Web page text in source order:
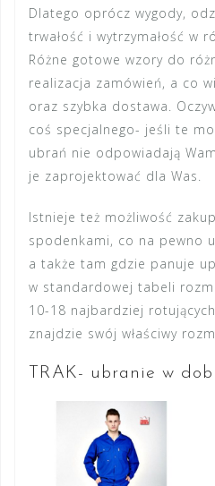
Dlatego oprócz wygody,
trwałość i wytrzymałość w
Różne gotowe wzory do
realizacja zamówień, a co
oraz szybka dostawa.
coś specjalnego- jeśli te
ubrań nie odpowiadają
je zaprojektować dla Was.
Istnieje też możliwość
spodenkami, co na pewno
a także tam gdzie panuje
w standardowej tabeli
10-18 najbardziej
znajdzie swój właściwy
TRAK- ubranie w